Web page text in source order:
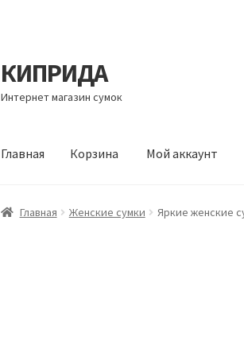
Перейти
к
навигации
Перейти
к
содержимому
КИПРИДА
Интернет магазин сумок
Главная Корзина Мой аккаунт
Главная Корзина Мой аккаунт
Главная Женские сумки Яркие женские